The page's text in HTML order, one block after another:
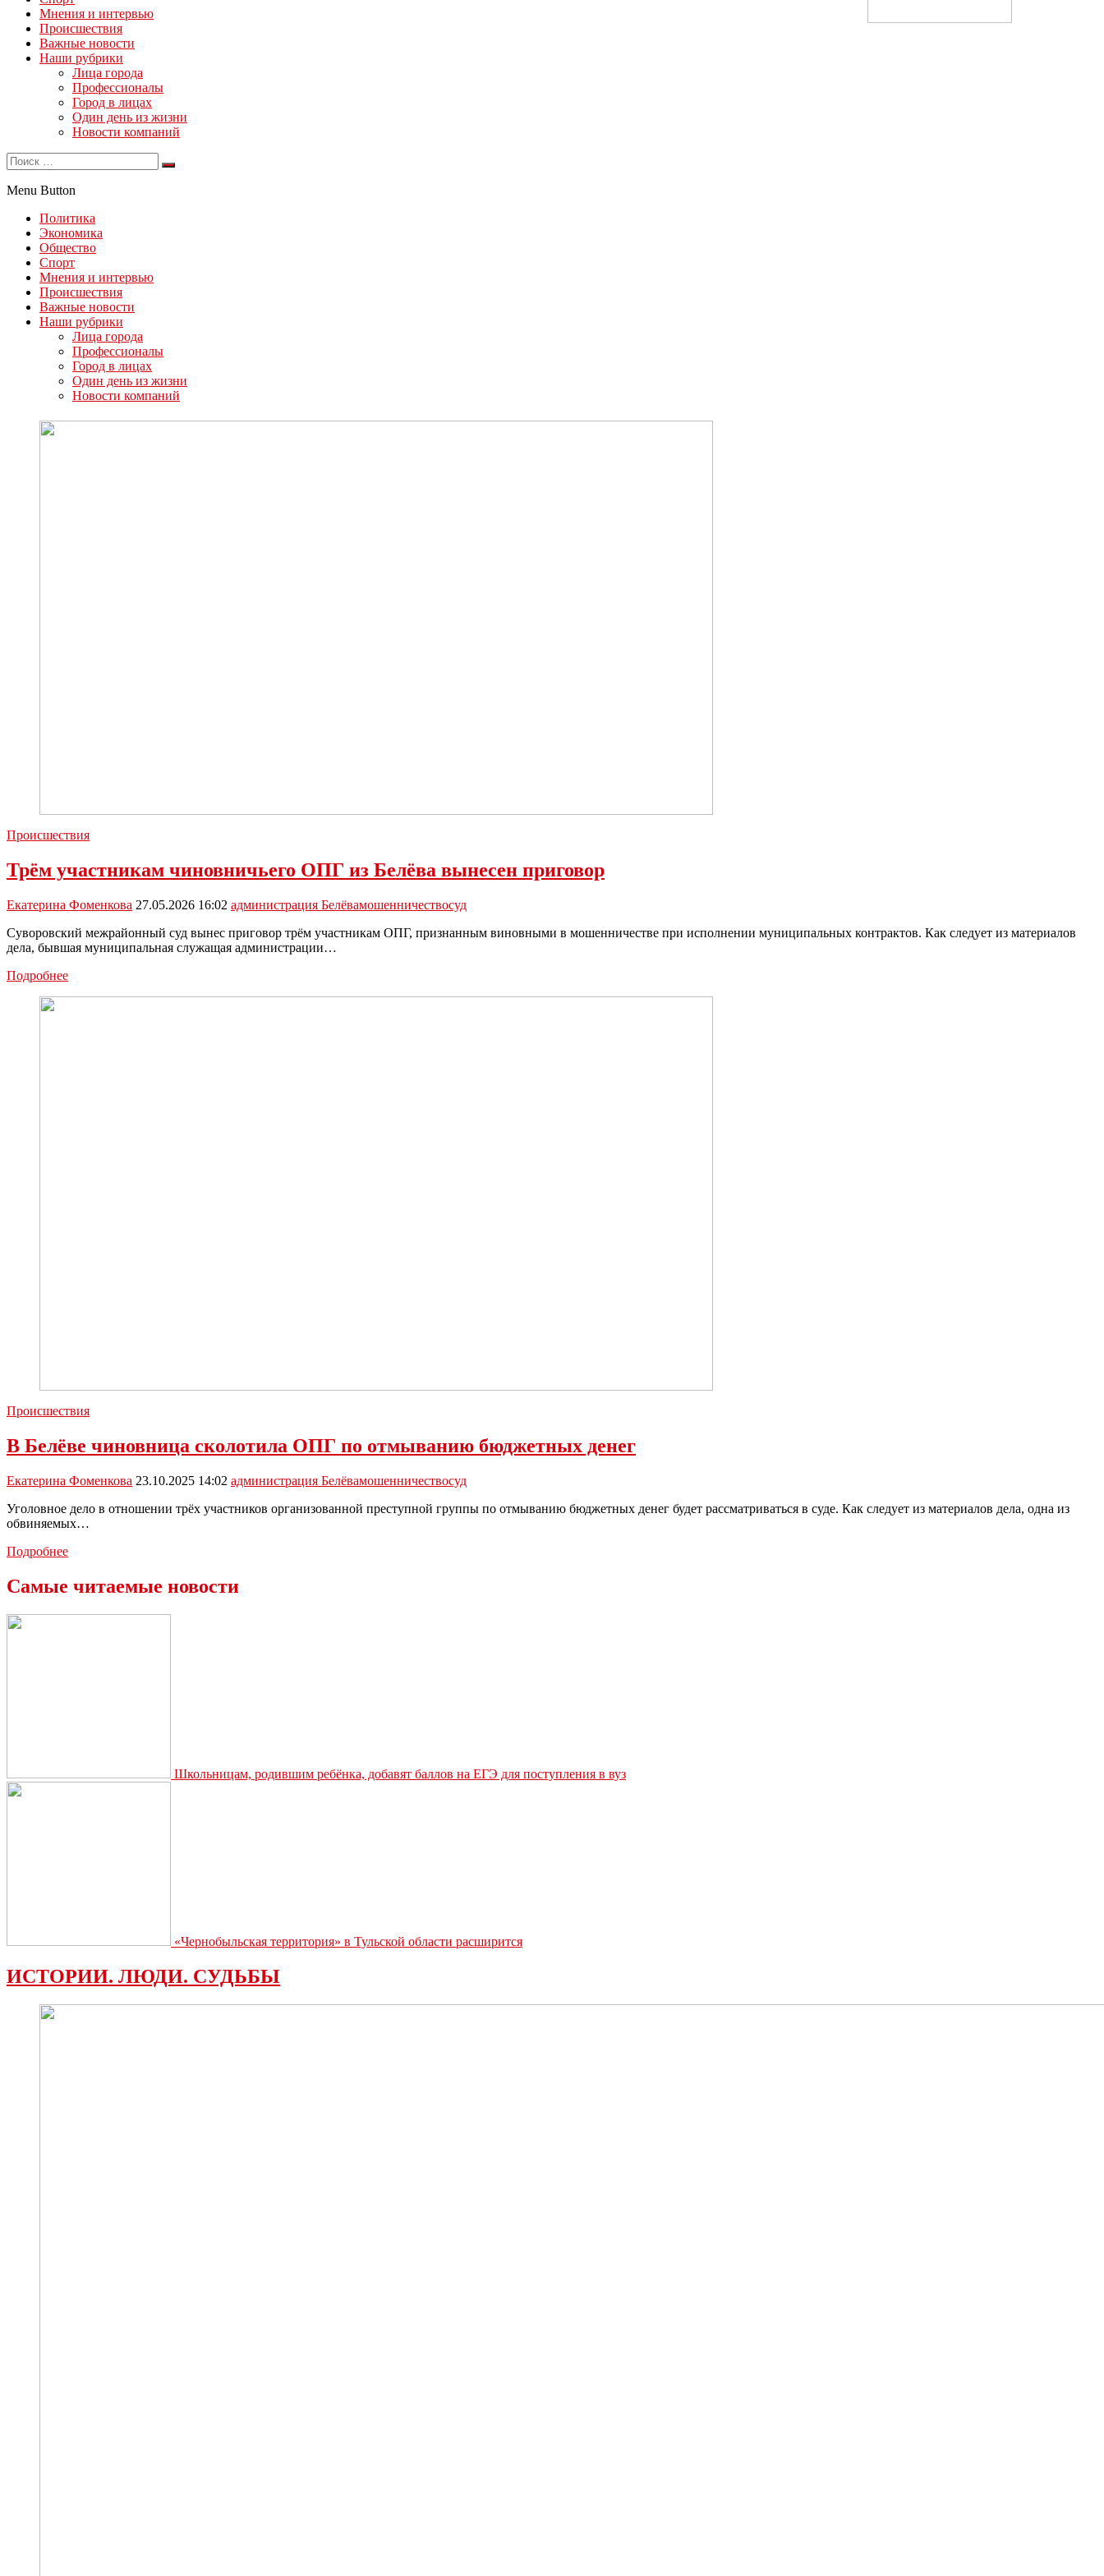
Мнения и интервью
Происшествия
Важные новости
Наши рубрики
Лица города
Профессионалы
Город в лицах
Один день из жизни
Новости компаний
Menu Button
Политика
Экономика
Общество
Спорт
Мнения и интервью
Происшествия
Важные новости
Наши рубрики
Лица города
Профессионалы
Город в лицах
Один день из жизни
Новости компаний
Происшествия
Трём участникам чиновничьего ОПГ из Белёва вынесен приговор
Екатерина Фоменкова 27.05.2026 16:02 администрация Белёвамошенничествосуд
Суворовский межрайонный суд вынес приговор трём участникам ОПГ, признанным виновными в мошенничестве при исполнении муниципальных контрактов. Как следует из материалов
дела, бывшая муниципальная служащая администрации…
ПодробнееТрём
Происшествия
В Белёве чиновница сколотила ОПГ по отмыванию бюджетных денег
Екатерина Фоменкова 23.10.2025 14:02 администрация Белёвамошенничествосуд
Уголовное дело в отношении трёх участников организованной преступной группы по отмыванию бюджетных денег будет рассматриваться в суде. Как следует из материалов дела, одна из
обвиняемых…
ПодробнееВ
сколотила
Самые читаемые новости
Школьницам, родившим ребёнка, добавят баллов на ЕГЭ для поступления в вуз
«Чернобыльская территория» в Тульской области расширится
ИСТОРИИ. ЛЮДИ. СУДЬБЫ